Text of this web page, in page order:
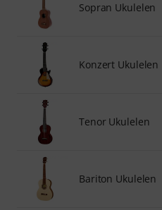
Sopran Ukulelen
Konzert Ukulelen
Tenor Ukulelen
Bariton Ukulelen